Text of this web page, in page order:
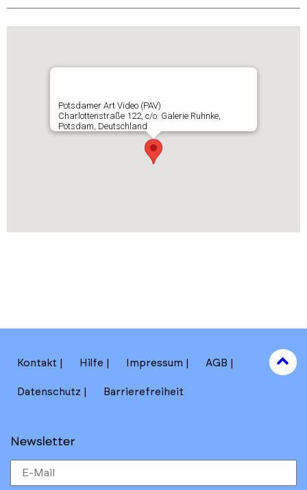
Potsdamer Art Video (PAV)
Charlottenstraße 122, c/o. Galerie Ruhnke,
Potsdam, Deutschland
Kontakt Hilfe Impressum AGB
Datenschutz Barrierefreiheit
Newsletter
to
top